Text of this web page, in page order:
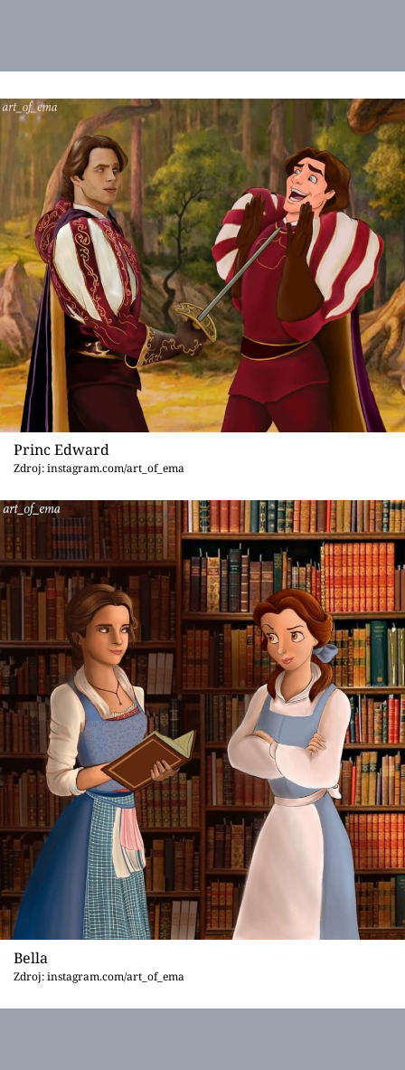
Princ Edward
Zdroj: instagram.com/art_of_ema
Bella
Zdroj: instagram.com/art_of_ema